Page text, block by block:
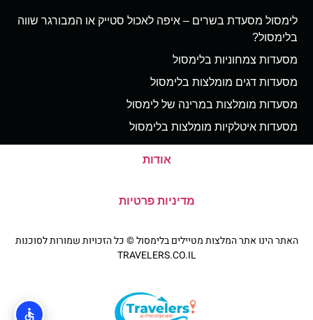
לימסול מסעדת בשרים – איפה לאכול סטייק או המבורגר שווה
בלימסול?
מסעדות צמחוניות בלימסול
מסעדות דגים מומלצות בלימסול
מסעדות מומלצות במרינה של לימסול
מסעדות איטלקיות מומלצות בלימסול
אודות
מדיניות פרטיות
האתר הינו אתר המלצות מטיילים בלימסול © כל הזכויות שמורות לסוכנות
TRAVELERS.CO.IL